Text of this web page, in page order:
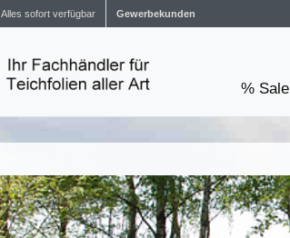
Alles sofort verfügbar Gewerbekunden
% Sale